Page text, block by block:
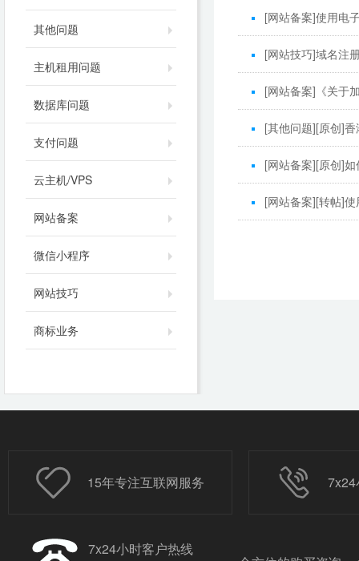
其他问题
主机租用问题
数据库问题
支付问题
云主机/VPS
网站备案
微信小程序
网站技巧
商标业务
[网站备案]使用电
[网站技巧]域名注
[网站备案] 《关于
[其他问题][原创]
[网站备案][原创]
[网站备案][转帖]
15年专注互联网服务
7x24小时客户热线